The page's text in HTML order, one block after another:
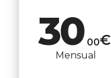
30 00€
Mensual